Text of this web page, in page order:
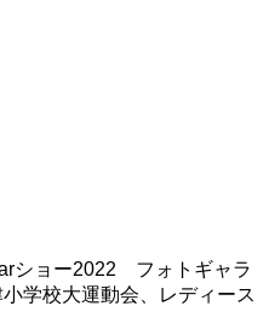
ショー2022 フォトギャラ
学校大運動会、レディース